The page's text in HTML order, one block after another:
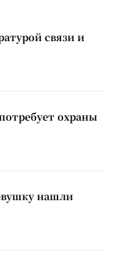
связи и
охраны
нашли